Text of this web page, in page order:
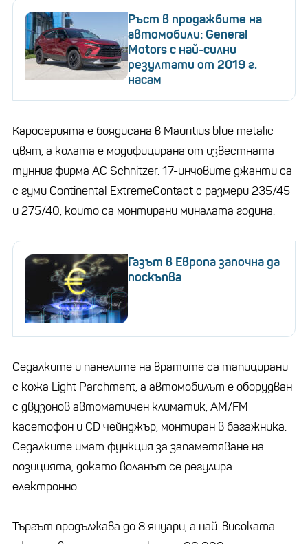
Ръст в продажбите на
автомобили: General
Motors с най-силни
резултати от 2019 г.
насам
Каросерията е боядисана в Mauritius blue metalic
цвят, а колата е модифицирана от известната
тунниг фирма AC Schnitzer. 17-инчовите джанти са
с гуми Continental ExtremeContact с размери 235/45
и 275/40, които са монтирани миналата година.
Газът в Европа започна да
поскъпва
Седалките и панелите на вратите са тапицирани
с кожа Light Parchment, а автомобилът е оборудван
с двузонов автоматичен климатик, AM/FM
касетофон и CD чейнджър, монтиран в багажника.
Седалките имат функция за запаметяване на
позицията, докато воланът се регулира
електронно.
Търгът продължава до 8 януари, а най-високата